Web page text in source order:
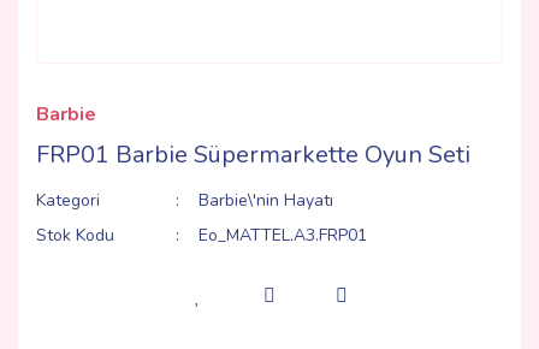
Barbie
FRP01 Barbie Süpermarkette Oyun Seti
Kategori
Barbie\'nin Hayatı
Stok Kodu
Eo_MATTEL.A3.FRP01